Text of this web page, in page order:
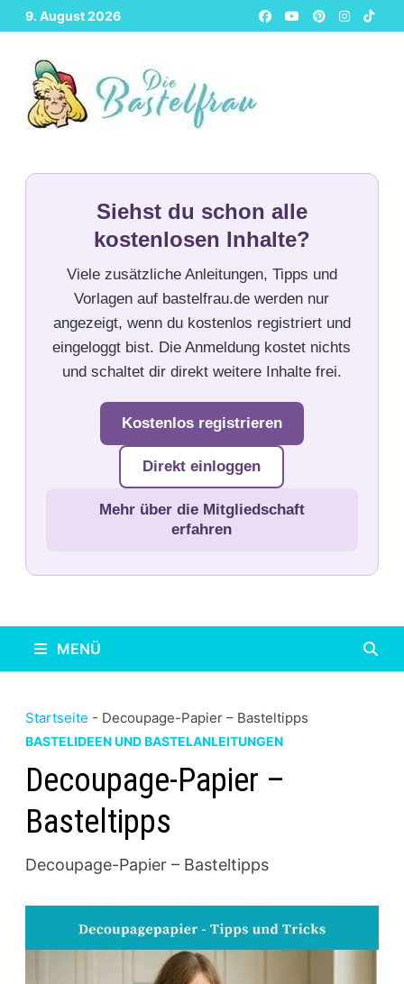
Zurück
zum
Inhalt
9. August 2026
Siehst du schon alle
kostenlosen Inhalte?
Viele zusätzliche Anleitungen, Tipps und
Vorlagen auf bastelfrau.de werden nur
angezeigt, wenn du kostenlos registriert und
eingeloggt bist. Die Anmeldung kostet nichts
und schaltet dir direkt weitere Inhalte frei.
Kostenlos registrieren
Direkt einloggen
Mehr über die Mitgliedschaft
erfahren
MENÜ
Startseite - Decoupage-Papier – Basteltipps
BASTELIDEEN UND BASTELANLEITUNGEN
Decoupage-Papier –
Basteltipps
Decoupage-Papier – Basteltipps